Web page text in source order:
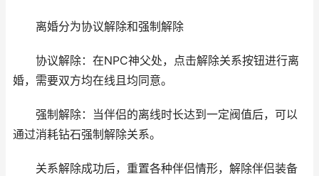
离婚分为协议解除和强制解除
协议解除：在NPC神父处，点击解除关系按钮进行离
婚，需要双方均在线且均同意。
强制解除：当伴侣的离线时长达到一定阀值后，可以
通过消耗钻石强制解除关系。
关系解除成功后，重置各种伴侣情形，解除伴侣装备